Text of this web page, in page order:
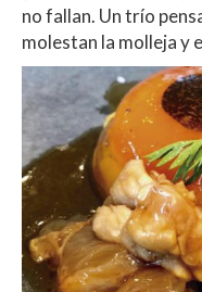
no fallan. Un trío
molestan la molleja y